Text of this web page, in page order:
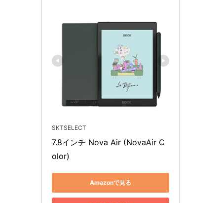
SKTSELECT
7.8インチ Nova Air (NovaAir C
olor)
Amazonで見る